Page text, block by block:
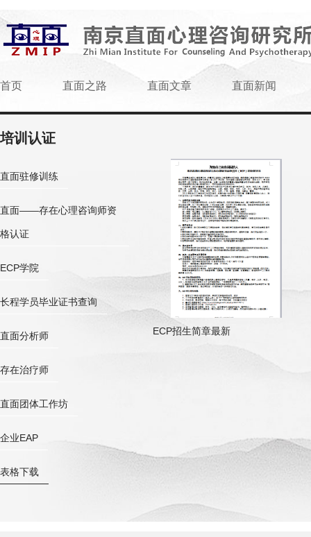
首页 直面之路 直面文章 直面新闻
培训认证
直面驻修训练
直面——存在心理咨询师资
格认证
ECP学院
长程学员毕业证书查询
直面分析师
存在治疗师
直面团体工作坊
企业EAP
表格下载
ECP招生简章最新